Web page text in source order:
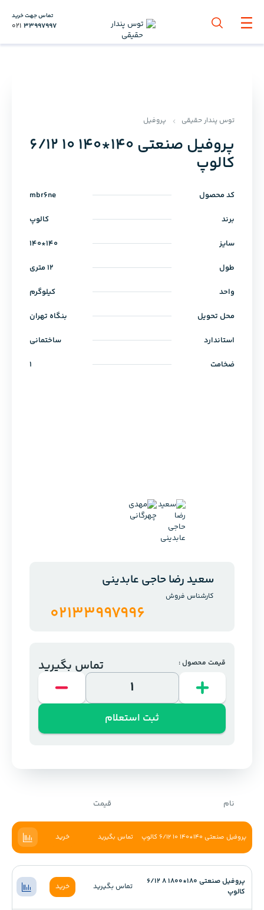
تماس جهت خرید
021 33997997
توس پندار حقیقی پروفیل
پروفیل صنعتی 140*140 10 6/12
کالوپ
کد محصول mbr6ne
برند کالوپ
سایز 140*140
طول 12 متری
واحد کیلوگرم
محل تحویل بنگاه تهران
استاندارد ساختمانی
ضخامت 1
سعید رضا حاجی عابدینی
کارشناس فروش
02133997996
قیمت محصول : تماس بگیرید
ثبت استعلام
نام قیمت
پروفیل صنعتی 140*140 10 6/12 کالوپ تماس بگیرید خرید
پروفیل صنعتی 180*1800 8 6/12
کالوپ
تماس بگیرید خرید